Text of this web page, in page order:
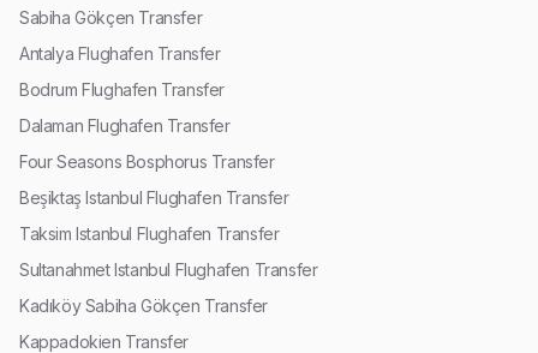
Sabiha Gökçen Transfer
Antalya Flughafen Transfer
Bodrum Flughafen Transfer
Dalaman Flughafen Transfer
Four Seasons Bosphorus Transfer
Beşiktaş Istanbul Flughafen Transfer
Taksim Istanbul Flughafen Transfer
Sultanahmet Istanbul Flughafen Transfer
Kadıköy Sabiha Gökçen Transfer
Kappadokien Transfer